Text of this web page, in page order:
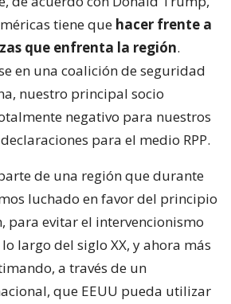
tiene que hacer frente a
que enfrenta la región.
en una coalición de seguridad
nuestro principal socio
negativo para nuestros
para el medio RPP.
de una región que durante
luchado en favor del principio
para evitar el intervencionismo
largo del siglo XX, y ahora más
a través de un
que EEUU pueda utilizar